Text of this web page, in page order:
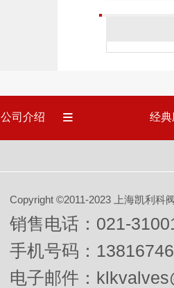
公司介绍 经
Copyright ©2011-2023 上海凯利科
销售电话：021-
手机号码：
电子邮件：